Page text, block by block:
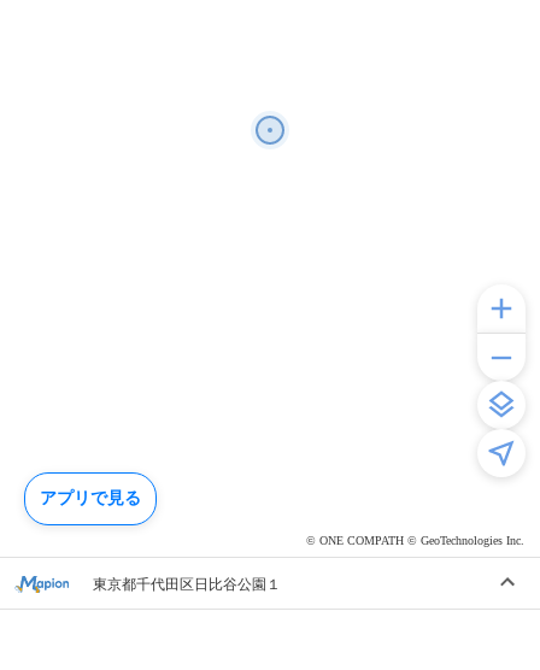
© ONE COMPATH © GeoTechnologies Inc.
東京都千代田区日比谷公園１
アプリで見る